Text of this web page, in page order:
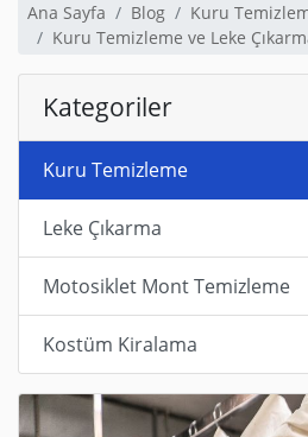
Ana Sayfa Blog
Kuru
Kuru Temizleme ve Leke
Kategoriler
Kuru Temizleme
Leke Çıkarma
Motosiklet Mont Temizleme
Kostüm Kiralama